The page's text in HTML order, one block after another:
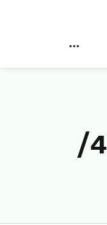
مخالفات نظام الاتصالات وتقنية المعلومات رقم (45114464/